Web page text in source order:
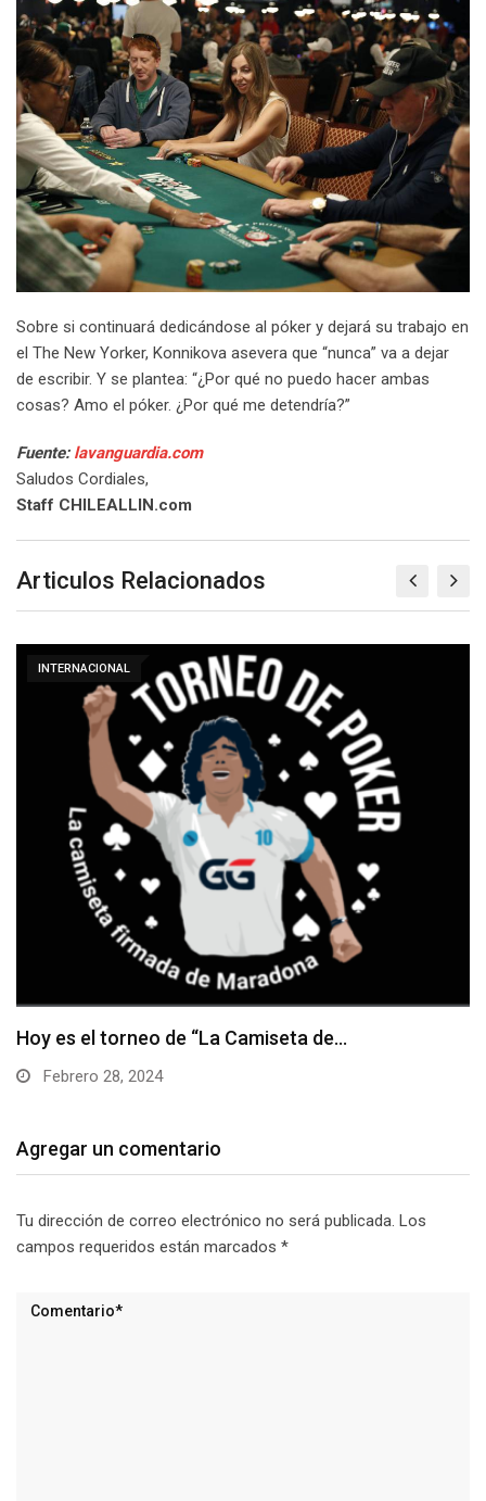
Sobre si continuará dedicándose al póker y dejará su trabajo en
el The New Yorker, Konnikova asevera que “nunca” va a dejar
de escribir. Y se plantea: “¿Por qué no puedo hacer ambas
cosas? Amo el póker. ¿Por qué me detendría?”
Fuente: lavanguardia.com
Saludos Cordiales,
Staff CHILEALLIN.com
Articulos Relacionados
INTERNACIONAL
Game of Gold, episodio 10
Febrero 20, 2024
Agregar un comentario
Tu dirección de correo electrónico no será publicada. Los
campos requeridos están marcados *